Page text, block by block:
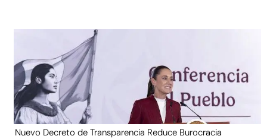
Nuevo Decreto de Transparencia Reduce Burocracia